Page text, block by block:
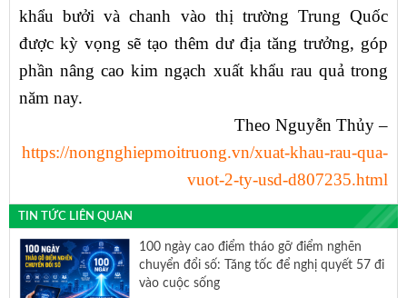
khẩu bưởi và chanh vào thị trường Trung Quốc
được kỳ vọng sẽ tạo thêm dư địa tăng trưởng, góp
phần nâng cao kim ngạch xuất khẩu rau quả trong
năm nay.
Theo Nguyễn Thủy –
https://nongnghiepmoitruong.vn/xuat-khau-rau-qua-
vuot-2-ty-usd-d807235.html
TIN TỨC LIÊN QUAN
100 ngày cao điểm tháo gỡ điểm nghẽn
chuyển đổi số: Tăng tốc để nghị quyết 57 đi
vào cuộc sống